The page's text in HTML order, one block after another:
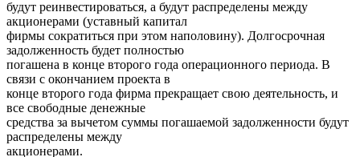
будут реинвестироваться, а будут распределены между
акционерами (уставный капитал
фирмы сократиться при этом наполовину). Долгосрочная
задолженность будет полностью
погашена в конце второго года операционного периода. В
связи с окончанием проекта в
конце второго года фирма прекращает свою деятельность, и
все свободные денежные
средства за вычетом суммы погашаемой задолженности будут
распределены между
акционерами.